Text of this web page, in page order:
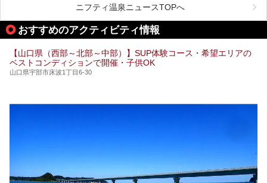
総工費はなんと約42億円。温泉だけでなく、交流できる施
設として整備され、まさに“温泉のテーマパーク”のようなス
ポットです。今回は、その魅力を3つの注目ポイントに分け
てご紹介します。
ニフティ温泉ニュースTOPへ
おすすめのアクティビティ情報
【山口県（西部～北部～中部）】SUP体験コース・希望エリアの
ベストコンディションで開催・子供OK
山口県宇部市床波1丁目6-30